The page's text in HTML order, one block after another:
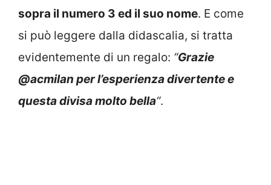
sopra il numero 3 ed il suo nome. E come
si può leggere dalla didascalia, si tratta
evidentemente di un regalo: “Grazie
@acmilan per l’esperienza divertente e
questa divisa molto bella“.